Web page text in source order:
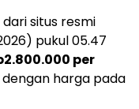
situs resmi
pukul 05.47
per
dengan harga pada